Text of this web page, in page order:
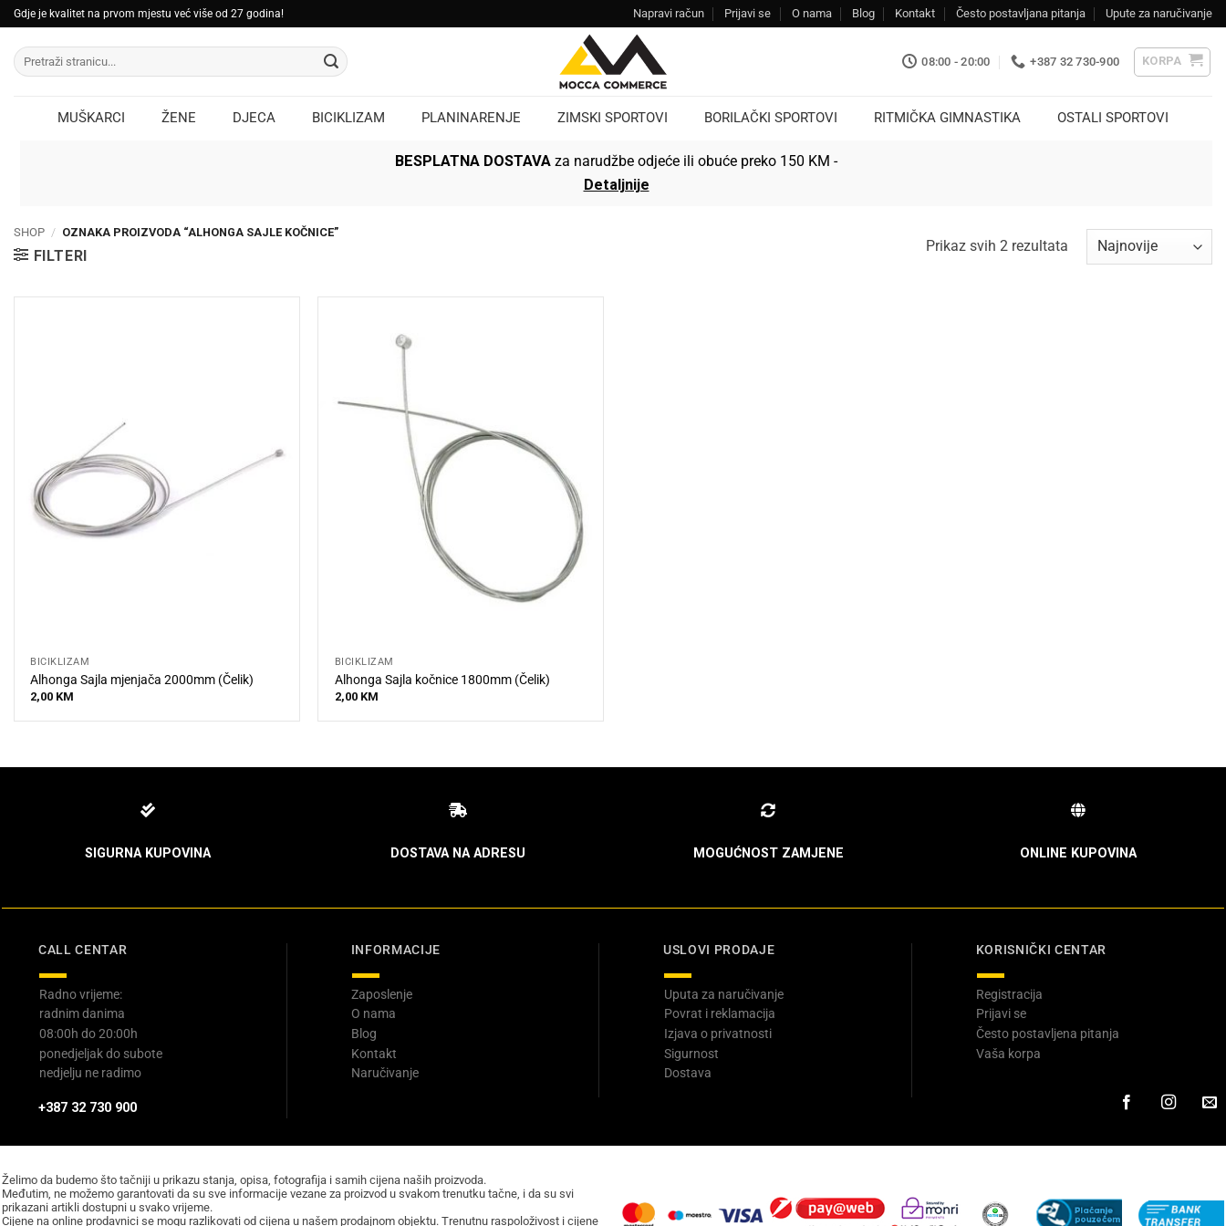
Skip
to
content
Gdje je kvalitet na prvom mjestu već više od 27 godina! Napravi račun Prijavi se O nama Blog Kontakt Često postavljana pitanja Upute za naručivanje
Pretraži:
08:00 - 20:00 +387 32 730-900 KORPA
MUŠKARCI ŽENE DJECA BICIKLIZAM PLANINARENJE ZIMSKI SPORTOVI BORILAČKI SPORTOVI RITMIČKA GIMNASTIKA OSTALI SPORTOVI
BESPLATNA DOSTAVA za narudžbe odjeće ili obuće preko 150 KM -
Detaljnije
SHOP / OZNAKA PROIZVODA “ALHONGA SAJLE KOČNICE”
FILTERI
Prikaz svih 2 rezultataSorted
BICIKLIZAM
Alhonga Sajla mjenjača 2000mm (Čelik)
2,00 KM
BICIKLIZAM
Alhonga Sajla kočnice 1800mm (Čelik)
2,00 KM
SIGURNA KUPOVINA DOSTAVA NA ADRESU MOGUĆNOST ZAMJENE ONLINE KUPOVINA
CALL CENTAR
Radno vrijeme:
radnim danima
08:00h do 20:00h
ponedjeljak do subote
nedjelju ne radimo
+387 32 730 900
INFORMACIJE
Zaposlenje
O nama
Blog
Kontakt
Naručivanje
USLOVI PRODAJE
Uputa za naručivanje
Povrat i reklamacija
Izjava o privatnosti
Sigurnost
Dostava
KORISNIČKI CENTAR
Registracija
Prijavi se
Često postavljena pitanja
Vaša korpa
Želimo da budemo što tačniji u prikazu stanja, opisa, fotografija i samih cijena naših proizvoda.
Međutim, ne možemo garantovati da su sve informacije vezane za proizvod u svakom trenutku tačne, i da su svi
prikazani artikli dostupni u svako vrijeme.
Cijene na online prodavnici se mogu razlikovati od cijena u našem prodajnom objektu. Trenutnu raspoloživost i cijene